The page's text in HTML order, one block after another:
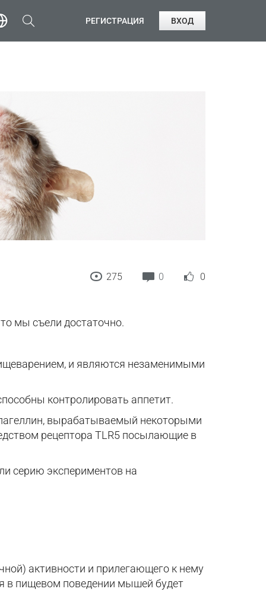
РЕГИСТРАЦИЯ ВХОД
275 0 0
мы съели достаточно.
и являются незаменимыми
контролировать аппетит.
вырабатываемый некоторыми
рецептора TLR5 посылающие в
серию экспериментов на
активности и прилегающего к нему
в пищевом поведении мышей будет